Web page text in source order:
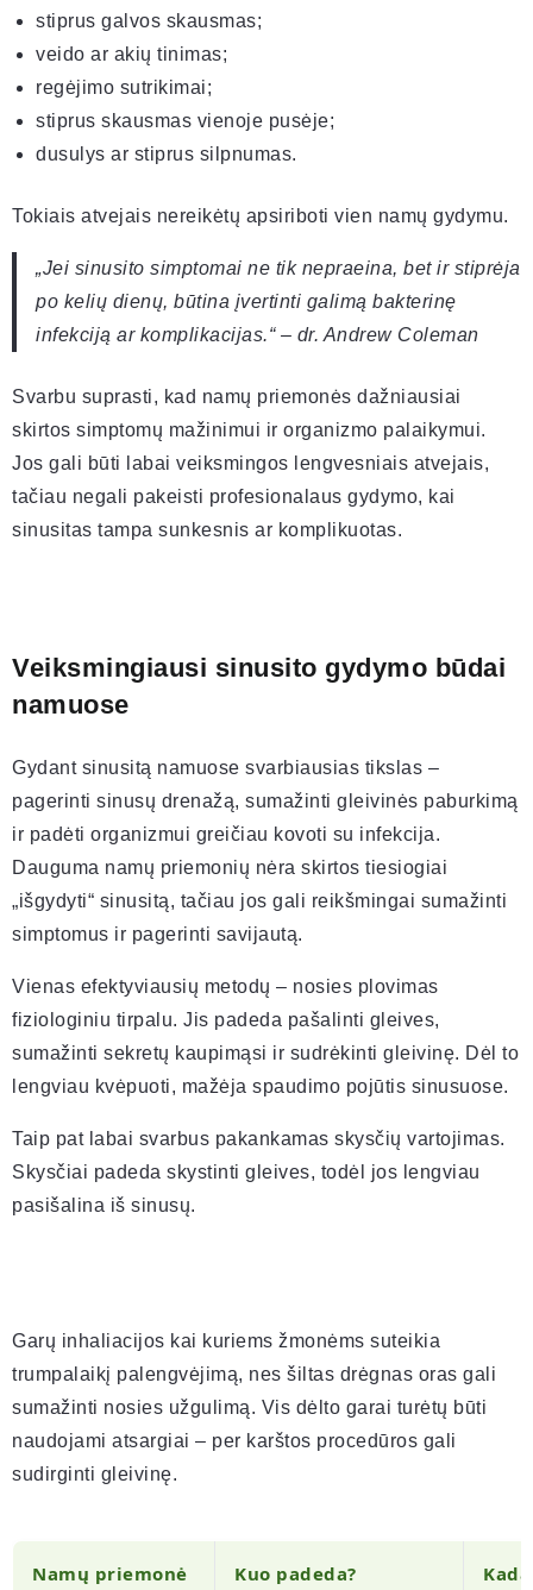
stiprus galvos skausmas;
veido ar akių tinimas;
regėjimo sutrikimai;
stiprus skausmas vienoje pusėje;
dusulys ar stiprus silpnumas.
Tokiais atvejais nereikėtų apsiriboti vien namų gydymu.
„Jei sinusito simptomai ne tik nepraeina, bet ir stiprėja
po kelių dienų, būtina įvertinti galimą bakterinę
infekciją ar komplikacijas.“ – dr. Andrew Coleman
Svarbu suprasti, kad namų priemonės dažniausiai
skirtos simptomų mažinimui ir organizmo palaikymui.
Jos gali būti labai veiksmingos lengvesniais atvejais,
tačiau negali pakeisti profesionalaus gydymo, kai
sinusitas tampa sunkesnis ar komplikuotas.
Veiksmingiausi sinusito gydymo būdai
namuose
Gydant sinusitą namuose svarbiausias tikslas –
pagerinti sinusų drenažą, sumažinti gleivinės paburkimą
ir padėti organizmui greičiau kovoti su infekcija.
Dauguma namų priemonių nėra skirtos tiesiogiai
„išgydyti“ sinusitą, tačiau jos gali reikšmingai sumažinti
simptomus ir pagerinti savijautą.
Vienas efektyviausių metodų – nosies plovimas
fiziologiniu tirpalu. Jis padeda pašalinti gleives,
sumažinti sekretų kaupimąsi ir sudrėkinti gleivinę. Dėl to
lengviau kvėpuoti, mažėja spaudimo pojūtis sinusuose.
Taip pat labai svarbus pakankamas skysčių vartojimas.
Skysčiai padeda skystinti gleives, todėl jos lengviau
pasišalina iš sinusų.
Garų inhaliacijos kai kuriems žmonėms suteikia
trumpalaikį palengvėjimą, nes šiltas drėgnas oras gali
sumažinti nosies užgulimą. Vis dėlto garai turėtų būti
naudojami atsargiai – per karštos procedūros gali
sudirginti gleivinę.
Namų priemonė Kuo padeda? Kada